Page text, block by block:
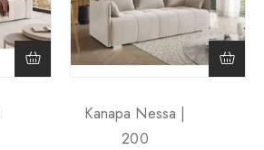
Kanapa Nessa |
200